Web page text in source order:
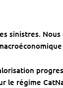
sinistres. Nous
le régime